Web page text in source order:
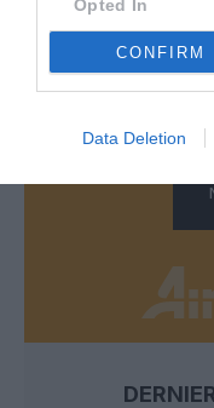
Opted In
CONFIRM
Data Deletion
Soutenez